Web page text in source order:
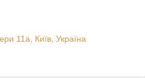
11а, Київ, Україна